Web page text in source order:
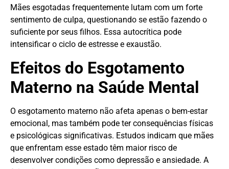
Mães esgotadas frequentemente lutam com um forte
sentimento de culpa, questionando se estão fazendo o
suficiente por seus filhos. Essa autocrítica pode
intensificar o ciclo de estresse e exaustão.
Efeitos do Esgotamento
Materno na Saúde Mental
O esgotamento materno não afeta apenas o bem-estar
emocional, mas também pode ter consequências físicas
e psicológicas significativas. Estudos indicam que mães
que enfrentam esse estado têm maior risco de
desenvolver condições como depressão e ansiedade. A